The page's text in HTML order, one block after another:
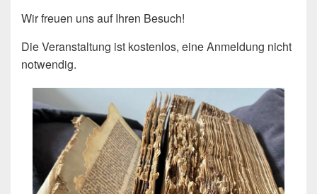
Wir freuen uns auf Ihren Besuch!
Die Veranstaltung ist kostenlos, eine Anmeldung nicht
notwendig.